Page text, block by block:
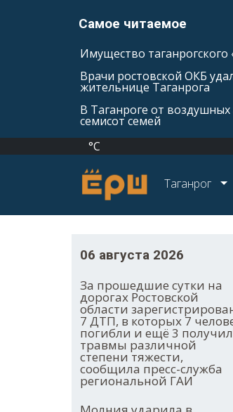
Самое читаемое
Имущество таганрогского
Врачи ростовской ОКБ
жительнице Таганрога
В Таганроге от
семисот семей
°C
Таганрог
06 августа 2026
За прошедшие сутки на
дорогах Ростовской
области
7 ДТП, в которых 7
погибли и ещё 3
травмы различной
степени тяжести,
сообщила пресс-служба
региональной ГАИ